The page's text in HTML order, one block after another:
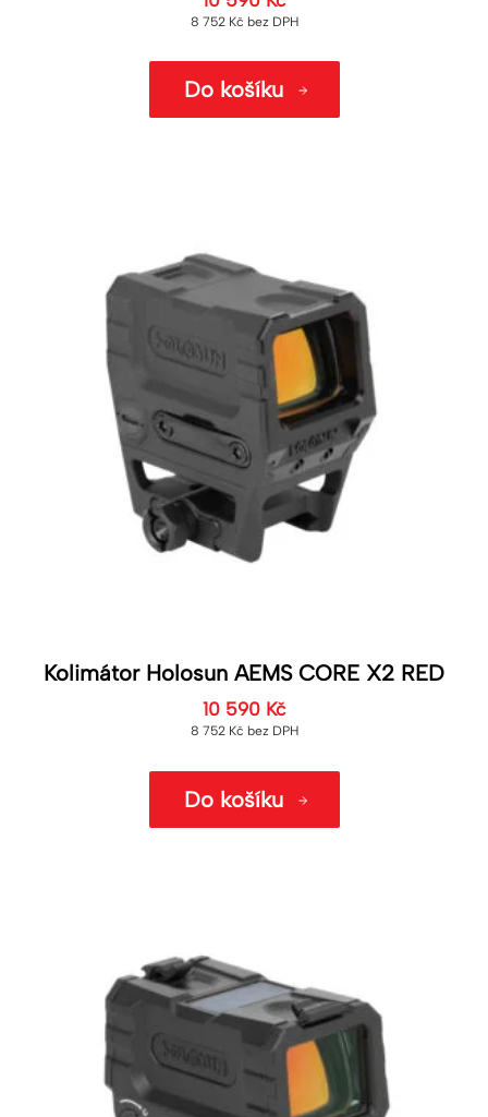
8 752 Kč bez DPH
Do košíku
Kolimátor Holosun AEMS CORE X2 RED
10 590 Kč
8 752 Kč bez DPH
Do košíku